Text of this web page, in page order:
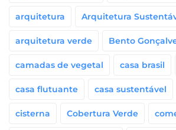
arquitetura Arquitetura
arquitetura verde Bento
camadas de vegetal casa brasil
casa flutuante casa sustentável
cisterna Cobertura Verde